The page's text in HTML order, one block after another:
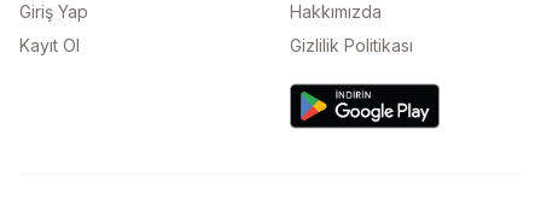
Giriş Yap
Kayıt Ol
Hakkımızda
Gizlilik Politikası